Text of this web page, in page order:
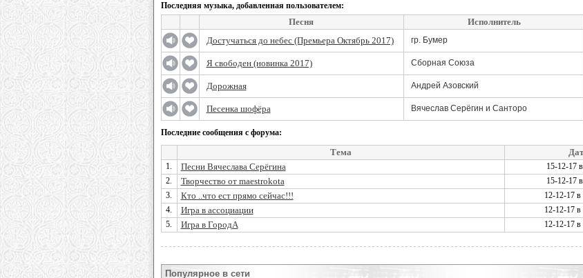
Последняя музыка, добавленная пользователем:
Песня
Исполнитель
Достучаться до небес (Премьера Октябрь 2017)
гр. Бумер
Я свободен (новинка 2017) Сборная Союза
Дорожная Андрей Азовский
Песенка шофёра Вячеслав Серёгин и Санторо
Последние сообщения с форума:
Тема
1. Песни Вячеслава Серёгина 15-12-17
2. Творчество от maestrokota 15-12-17
3. Кто ..что ест прямо сейчас!!! 12-12-17
4. Игра в ассоциации 12-12-17
5. Игра в ГородА 12-12-17
Популярное в сети